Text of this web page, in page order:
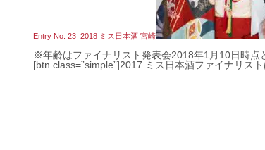
Entry No. 23 2018 ミス日本酒 宮崎
※年齢はファイナリスト発表会2018年1月10日時点
[btn class=”simple”]2017 ミス日本酒ファイナリス